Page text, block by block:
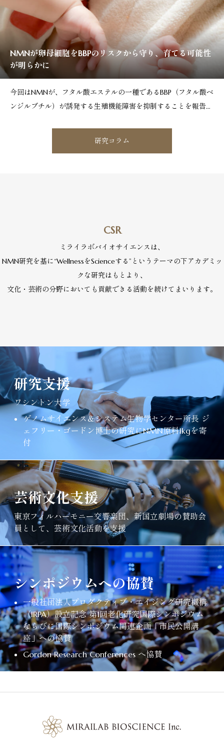
NMNが卵母細胞をBBPのリスクから守り、育てる可能性
が明らかに
今回はNMNが、フタル酸エステルの一種であるBBP（フタル酸ベ
ンジルブチル）が誘発する生殖機能障害を抑制することを報告し
研究コラム
CSR
ミライラボバイオサイエンスは、
NMN研究を基に“WellnessをScienceする”というテーマの下アカデミッ
クな研究はもとより、
文化・芸術の分野においても貢献できる活動を続けてまいります。
研究支援
ワシントン大学
ゲノムサイエンス＆システム生物学センター所長 ジ
ェフリー・ゴードン博士の研究にNMN原料1kgを寄
付
芸術文化支援
東京フィルハーモニー交響楽団、新国立劇場の賛助会
員として、芸術文化活動を支援
シンポジウムへの協賛
一般社団法人プロダクティブ・エイジング研究機構
（IRPA）設立記念 第1回老化研究国際シンポジウム
ならびに国際シンポジウム関連企画「市民公開講
座」への協賛
Gordon Research Conferences へ協賛